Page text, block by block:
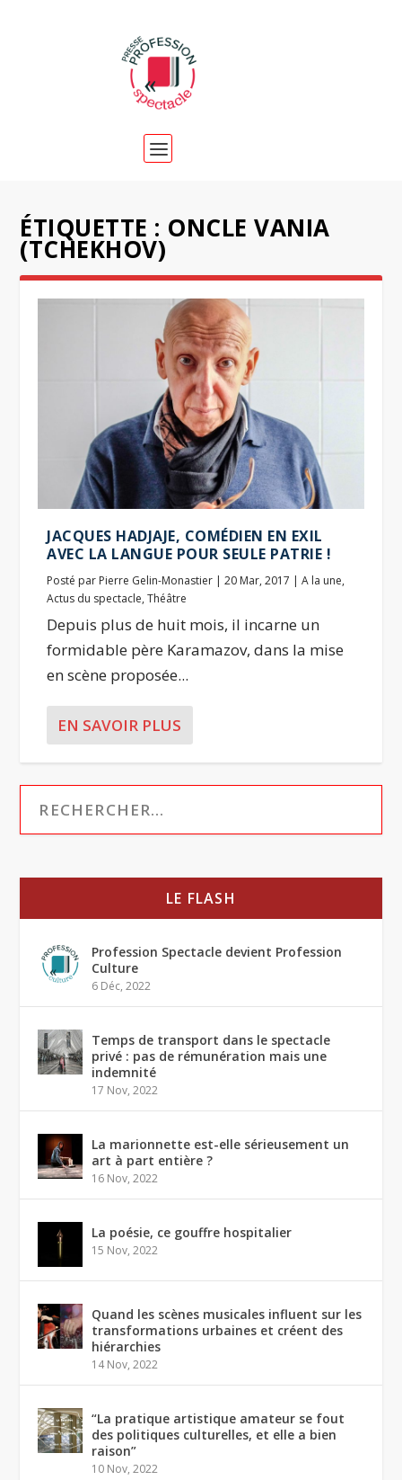
ÉTIQUETTE : ONCLE VANIA
(TCHEKHOV)
JACQUES HADJAJE, COMÉDIEN EN EXIL
AVEC LA LANGUE POUR SEULE PATRIE !
Posté par Pierre Gelin-Monastier |20 Mar, 2017 |A la une,
Actus du spectacle,Théâtre
Depuis plus de huit mois, il incarne un
formidable père Karamazov, dans la mise
en scène proposée...
EN SAVOIR PLUS
LE FLASH
Profession Spectacle devient Profession
Culture
6 Déc, 2022
Temps de transport dans le spectacle
privé : pas de rémunération mais une
indemnité
17 Nov, 2022
La marionnette est-elle sérieusement un
art à part entière ?
16 Nov, 2022
La poésie, ce gouffre hospitalier
15 Nov, 2022
Quand les scènes musicales influent sur les
transformations urbaines et créent des
hiérarchies
14 Nov, 2022
“La pratique artistique amateur se fout
des politiques culturelles, et elle a bien
raison”
10 Nov, 2022